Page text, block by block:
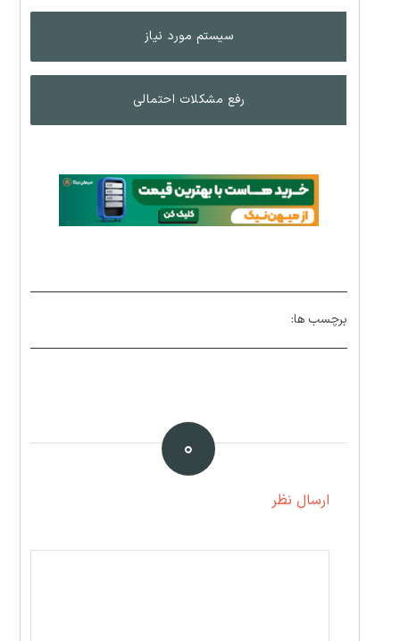
سیستم مورد نیاز
رفع مشکلات احتمالی
برچسب ها:
۰
ارسال نظر